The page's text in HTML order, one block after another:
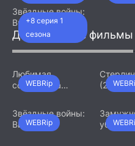
+8 серия 1
сезона
Звёздные войны:
Видения.
Девятый джедай
(2026)
Добавленные фильмы
WEBRip
Любимая
сотрудница
(2026)
WEBRip
Звёздные войны:
Видения.
убийца